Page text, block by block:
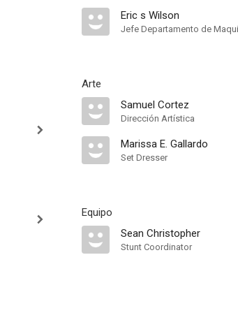
Eric s Wilson
Jefe Departamento de
Arte
Samuel Cortez
Dirección Artística
Marissa E. Gallardo
Set Dresser
Equipo
Sean Christopher
Stunt Coordinator